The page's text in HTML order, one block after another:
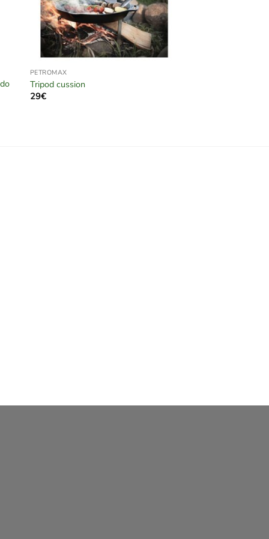
PETROMAX
Tripod cussion
29€